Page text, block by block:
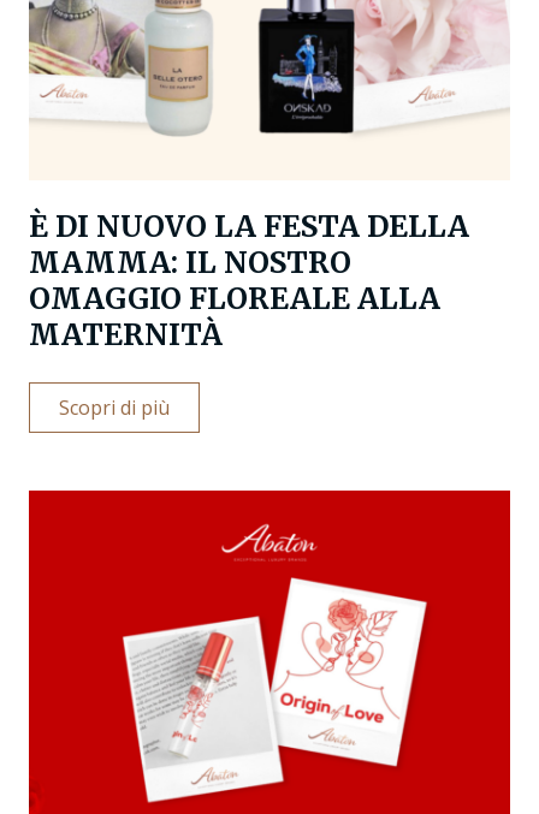
È DI NUOVO LA FESTA DELLA
MAMMA: IL NOSTRO
OMAGGIO FLOREALE ALLA
MATERNITÀ
Scopri di più